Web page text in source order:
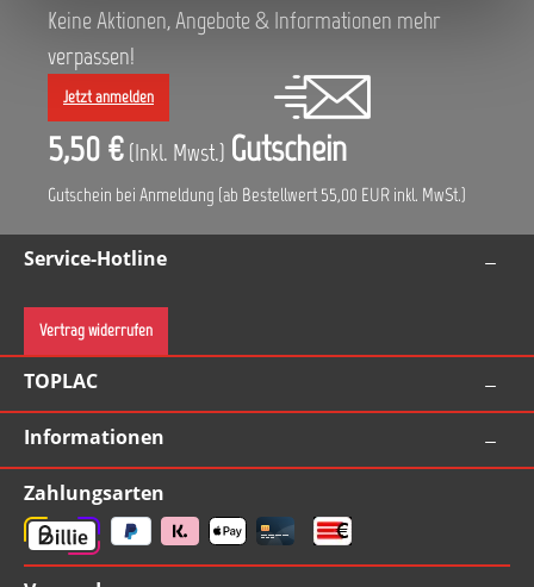
Keine Aktionen, Angebote & Informationen mehr
verpassen!
Jetzt anmelden
5,50 € (Inkl. Mwst.) Gutschein
Gutschein bei Anmeldung (ab Bestellwert 55,00 EUR inkl. MwSt.)
Service-Hotline
Vertrag widerrufen
TOPLAC
Informationen
Zahlungsarten